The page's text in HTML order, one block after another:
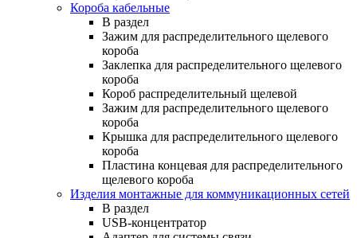
Короба кабельные
В раздел
Зажим для распределительного щелевого
короба
Заклепка для распределительного щелевого
короба
Короб распределительный щелевой
Зажим для распределительного щелевого
короба
Крышка для распределительного щелевого
короба
Пластина концевая для распределительного
щелевого короба
Изделия монтажные для коммуникационных сетей
В раздел
USB-концентратор